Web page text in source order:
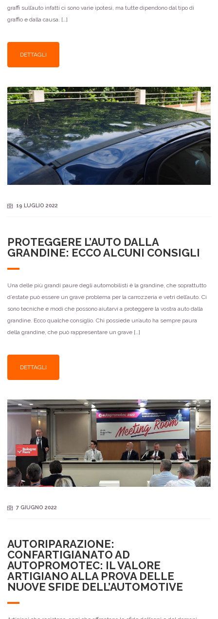
graffi sull’auto infatti ci sono varie ipotesi, ma tutte dipendono dal tipo di
graffio e dalla causa. […]
DETTAGLI
19 LUGLIO 2022
PROTEGGERE L’AUTO DALLA
GRANDINE: ECCO ALCUNI CONSIGLI
Una delle più grandi paure degli automobilisti è la grandine, che soprattutto
d’estate può essere un grave problema per la carrozzeria e vetri dell’auto. Ci
sono tecniche e modi che possono aiutarvi a proteggere la vostra auto dalla
grandine. Ecco qualche consiglio. Chi possiede un’auto ha sempre paura
della grandine, che può rappresentare un grave […]
DETTAGLI
7 GIUGNO 2022
AUTORIPARAZIONE:
CONFARTIGIANATO AD
AUTOPROMOTEC: IL VALORE
ARTIGIANO ALLA PROVA DELLE
NUOVE SFIDE DELL’AUTOMOTIVE